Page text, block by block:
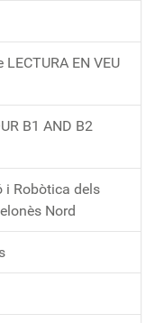
EN VEU
B1 AND B2
i Robòtica dels
Nord